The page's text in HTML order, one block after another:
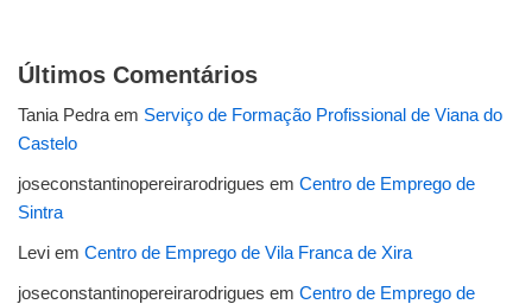
Últimos Comentários
Tania Pedra em Serviço de Formação Profissional de Viana do
Castelo
joseconstantinopereirarodrigues em Centro de Emprego de
Sintra
Levi em Centro de Emprego de Vila Franca de Xira
joseconstantinopereirarodrigues em Centro de Emprego de